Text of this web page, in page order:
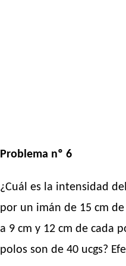
Problema nº 6
¿Cuál es la intensidad
por un imán de 15 cm
a 9 cm y 12 cm de cada
polos son de 40 ucgs?